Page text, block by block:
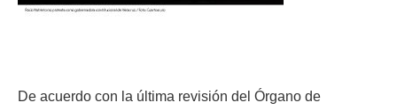
De acuerdo con la última revisión del Órgano de